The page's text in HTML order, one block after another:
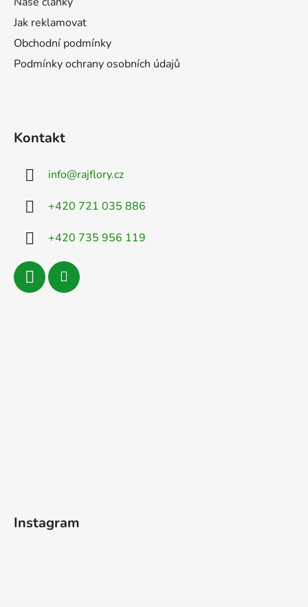
s
u
Jak reklamovat
Obchodní podmínky
Podmínky ochrany osobních údajů
Kontakt
info@rajflory.cz
+420 721 035 886
+420 735 956 119
Instagram